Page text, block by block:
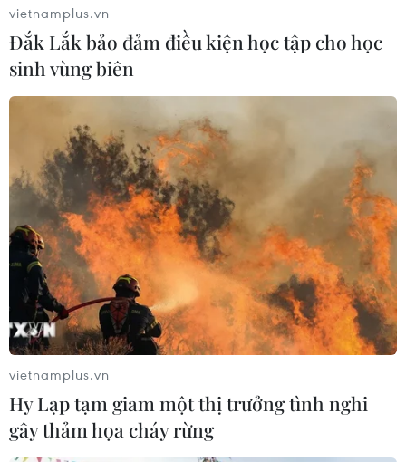
vietnamplus.vn
Đắk Lắk bảo đảm điều kiện học tập cho học
sinh vùng biên
vietnamplus.vn
Hy Lạp tạm giam một thị trưởng tình nghi
gây thảm họa cháy rừng